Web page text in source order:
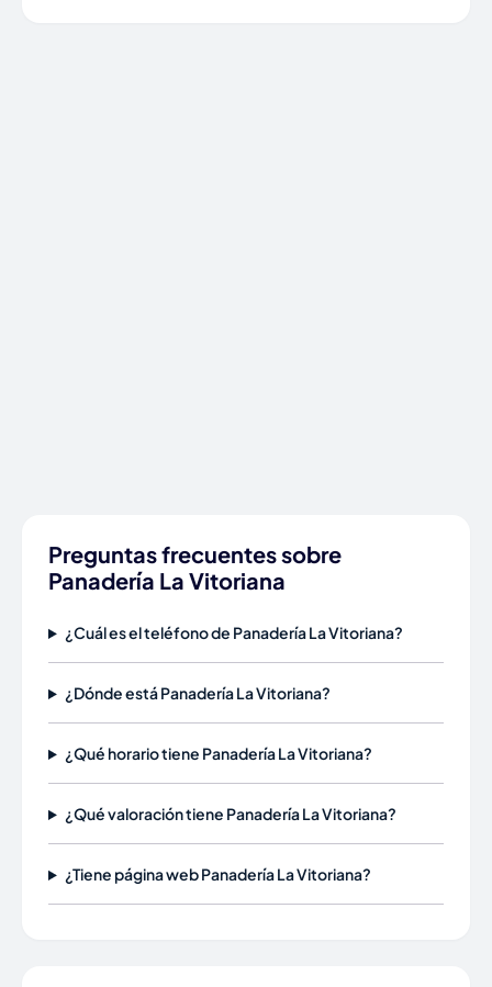
Preguntas frecuentes sobre
Panadería La Vitoriana
¿Cuál es el teléfono de Panadería La Vitoriana?
¿Dónde está Panadería La Vitoriana?
¿Qué horario tiene Panadería La Vitoriana?
¿Qué valoración tiene Panadería La Vitoriana?
¿Tiene página web Panadería La Vitoriana?